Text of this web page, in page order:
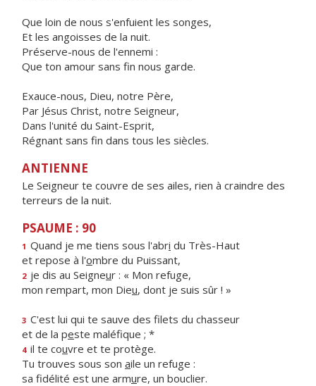
Que loin de nous s'enfuient les songes,
Et les angoisses de la nuit.
Préserve-nous de l'ennemi :
Que ton amour sans fin nous garde.
Exauce-nous, Dieu, notre Père,
Par Jésus Christ, notre Seigneur,
Dans l'unité du Saint-Esprit,
Régnant sans fin dans tous les siècles.
ANTIENNE
Le Seigneur te couvre de ses ailes, rien à craindre des
terreurs de la nuit.
PSAUME : 90
1 Quand je me tiens sous l'abri du Très-Haut
et repose à l'ombre du Puissant,
2 je dis au Seigneur : « Mon refuge,
mon rempart, mon Dieu, dont je suis sûr ! »
3 C'est lui qui te sauve des filets du chasseur
et de la peste maléfique ; *
4 il te couvre et te protège.
Tu trouves sous son aile un refuge :
sa fidélité est une armure, un bouclier.